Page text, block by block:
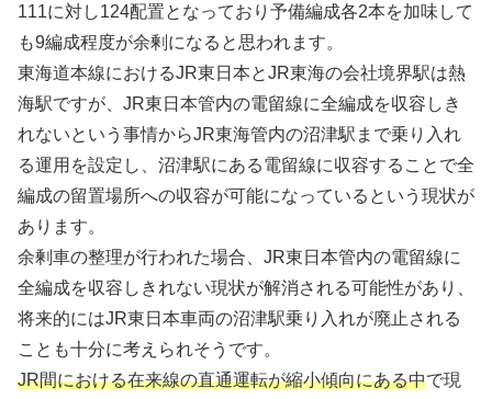
111に対し124配置となっており予備編成各2本を加味して
も9編成程度が余剰になると思われます。
東海道本線におけるJR東日本とJR東海の会社境界駅は熱
海駅ですが、JR東日本管内の電留線に全編成を収容しき
れないという事情からJR東海管内の沼津駅まで乗り入れ
る運用を設定し、沼津駅にある電留線に収容することで全
編成の留置場所への収容が可能になっているという現状が
あります。
余剰車の整理が行われた場合、JR東日本管内の電留線に
全編成を収容しきれない現状が解消される可能性があり、
将来的にはJR東日本車両の沼津駅乗り入れが廃止される
ことも十分に考えられそうです。
JR間における在来線の直通運転が縮小傾向にある中で現